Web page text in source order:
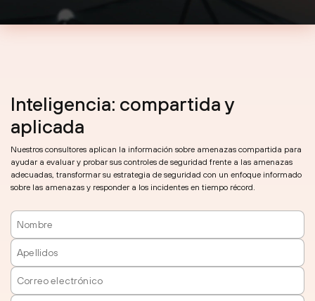
Inteligencia: compartida y
aplicada
Nuestros consultores aplican la información sobre amenazas compartida para
ayudar a evaluar y probar sus controles de seguridad frente a las amenazas
adecuadas, transformar su estrategia de seguridad con un enfoque informado
sobre las amenazas y responder a los incidentes en tiempo récord.